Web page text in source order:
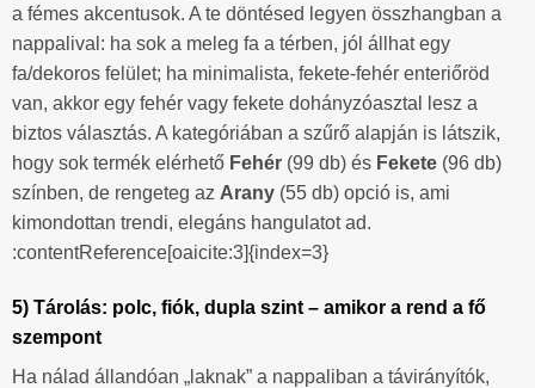
a fémes akcentusok. A te döntésed legyen összhangban a
nappalival: ha sok a meleg fa a térben, jól állhat egy
fa/dekoros felület; ha minimalista, fekete-fehér enteriőröd
van, akkor egy fehér vagy fekete dohányzóasztal lesz a
biztos választás. A kategóriában a szűrő alapján is látszik,
hogy sok termék elérhető Fehér (99 db) és Fekete (96 db)
színben, de rengeteg az Arany (55 db) opció is, ami
kimondottan trendi, elegáns hangulatot ad.
:contentReference[oaicite:3]{index=3}
5) Tárolás: polc, fiók, dupla szint – amikor a rend a fő
szempont
Ha nálad állandóan „laknak” a nappaliban a távirányítók,